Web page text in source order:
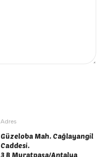
Adres
Güzeloba Mah. Cağlayangil
Caddesi.
3 B Muratpaşa/Antalya